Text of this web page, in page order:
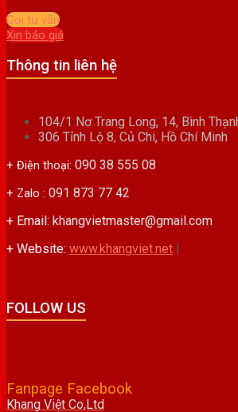
Gọi tư vấn
Xin báo giá
Thông tin liên hệ
104/1 Nơ Trang Long, 14, Bình
306 Tỉnh Lộ 8, Củ Chi, Hồ Chí Minh
+ Điện thoại: 090 38 555 08
+ Zalo : 091 873 77 42
+ Email: khangvietmaster@gmail.com
+ Website: www.khangviet.net
FOLLOW US
Fanpage Facebook
Khang Việt Co,Ltd